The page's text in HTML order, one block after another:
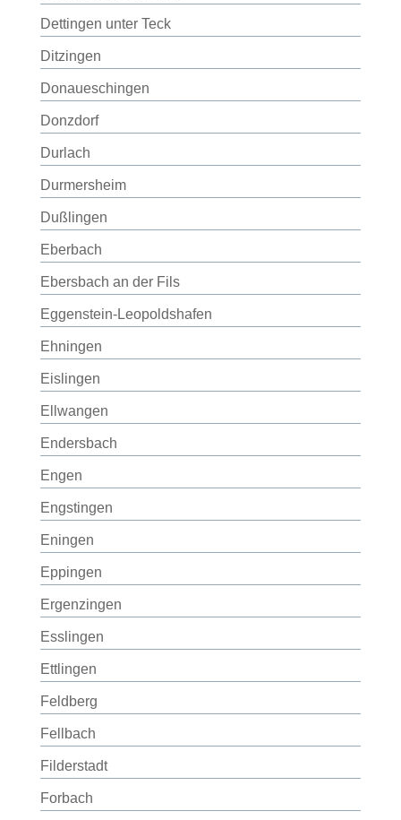
Dettingen unter Teck
Ditzingen
Donaueschingen
Donzdorf
Durlach
Durmersheim
Dußlingen
Eberbach
Ebersbach an der Fils
Eggenstein-Leopoldshafen
Ehningen
Eislingen
Ellwangen
Endersbach
Engen
Engstingen
Eningen
Eppingen
Ergenzingen
Esslingen
Ettlingen
Feldberg
Fellbach
Filderstadt
Forbach